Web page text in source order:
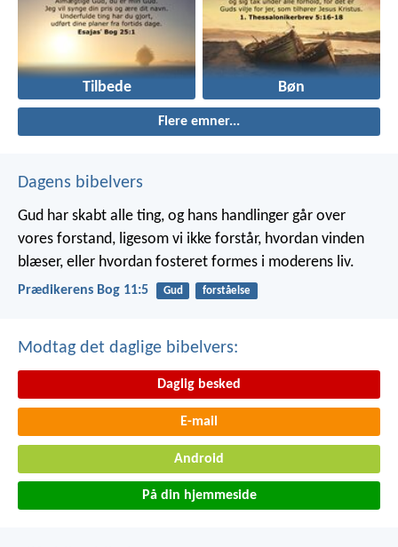
Tilbede Bøn
Flere emner...
Dagens bibelvers
Gud har skabt alle ting, og hans handlinger går over
vores forstand, ligesom vi ikke forstår, hvordan vinden
blæser, eller hvordan fosteret formes i moderens liv.
Prædikerens Bog 11:5 Gud forståelse
Modtag det daglige bibelvers:
Daglig besked
E-mail
Android
På din hjemmeside